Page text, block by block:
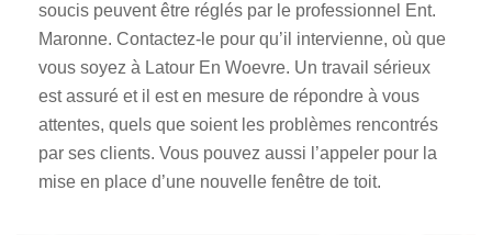
soucis peuvent être réglés par le professionnel Ent.
Maronne. Contactez-le pour qu’il intervienne, où que
vous soyez à Latour En Woevre. Un travail sérieux
est assuré et il est en mesure de répondre à vous
attentes, quels que soient les problèmes rencontrés
par ses clients. Vous pouvez aussi l’appeler pour la
mise en place d’une nouvelle fenêtre de toit.